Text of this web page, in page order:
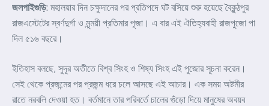
জলপাইগুড়ি: মহালয়ার দিন চক্ষুদানের পর প্রতিপদে ঘট বসিয়ে শুরু হয়েছে বৈকুন্ঠপুর
রাজএস্টেটের স্বর্ণদুর্গা ও মৃন্ময়ী প্রতিমার পূজা। এ বার এই ঐতিহ্যবাহী রাজপুজো পা
দিল ৫১৬ বছরে।
ইতিহাস বলছে, সুদূর অতীতে বিশ্ব সিংহ ও শিষ্য সিংহ এই পুজোর সূচনা করেন।
সেই থেকে প্রজন্মের পর প্রজন্ম ধরে চলে আসছে এই আচার। এক সময় অষ্টমীর
রাতে নরবলি দেওয়া হত। বর্তমানে তার পরিবর্তে চালের গুঁড়ো দিয়ে মানুষের অবয়ব